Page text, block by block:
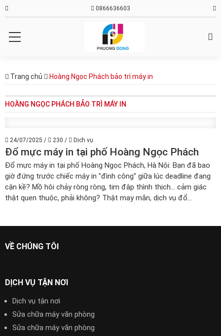
0866636603
Trang chủ Hoàng Ngọc Phách bảo trì máy in
HOÀNG NGỌC PHÁCH BẢO TRÌ MÁY IN
24/07/2025 / 230 / Dịch vụ
Đổ mực máy in tại phố Hoàng Ngọc Phách
Đổ mực máy in tại phố Hoàng Ngọc Phách, Hà Nội: Bạn đã bao
giờ đứng trước chiếc máy in "đình công" giữa lúc deadline đang
cận kề? Mồ hôi chảy ròng ròng, tim đập thình thịch... cảm giác
thật quen thuộc, phải không? Thật may mắn, dịch vụ đổ...
VỀ CHÚNG TÔI
DỊCH VỤ TẬN NƠI
Dịch vụ tận nơi
Sửa chữa máy văn phòng
Sửa chữa máy văn phòng